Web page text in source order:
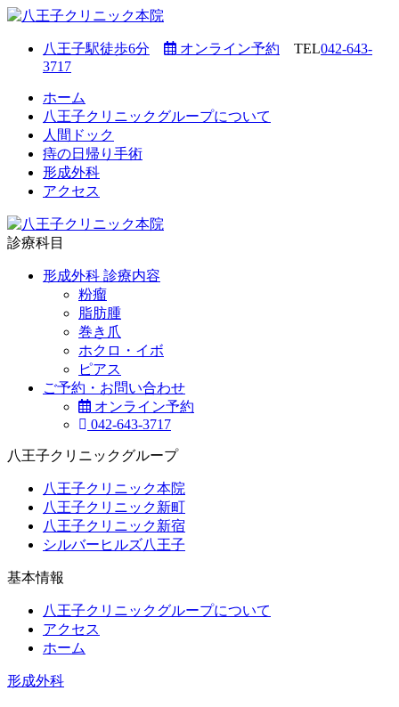
八王子駅徒歩6分 オンライン予約 TEL042-643-
3717
ホーム
八王子クリニックグループについて
人間ドック
痔の日帰り手術
形成外科
アクセス
診療科目
形成外科 診療内容
粉瘤
脂肪腫
巻き爪
ホクロ・イボ
ピアス
ご予約・お問い合わせ
オンライン予約
042-643-3717
八王子クリニックグループ
八王子クリニック本院
八王子クリニック新町
八王子クリニック新宿
シルバーヒルズ八王子
基本情報
八王子クリニックグループについて
アクセス
ホーム
形成外科